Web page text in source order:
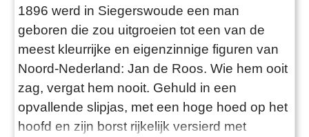
1896 werd in Siegerswoude een man
geboren die zou uitgroeien tot een van de
meest kleurrijke en eigenzinnige figuren van
Noord-Nederland: Jan de Roos. Wie hem ooit
zag, vergat hem nooit. Gehuld in een
opvallende slipjas, met een hoge hoed op het
hoofd en zijn borst rijkelijk versierd met